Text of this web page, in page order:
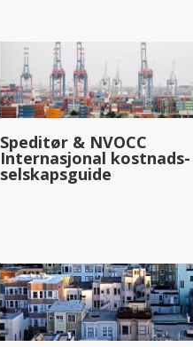
Speditør & NVOCC
Internasjonal
selskapsguide